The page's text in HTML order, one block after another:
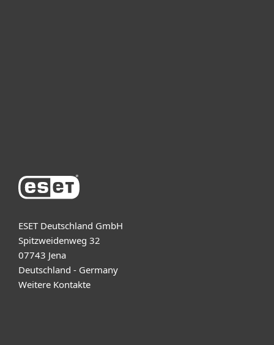
ESET Deutschland GmbH
Spitzweidenweg 32
07743 Jena
Deutschland - Germany
Weitere Kontakte